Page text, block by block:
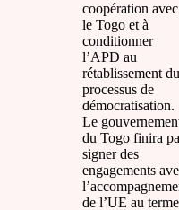
coopération avec
le Togo et à
conditionner
l’APD au
rétablissement du
processus de
démocratisation.
Le
du Togo finira
signer des
engagements
de l’UE au terme